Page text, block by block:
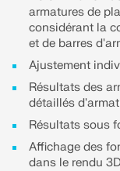
sismiques.
ZONES DE
armatures de
considérant la
et de barres
Ajustement
Résultats des
détaillés
Résultats sous
Affichage des
dans le rendu